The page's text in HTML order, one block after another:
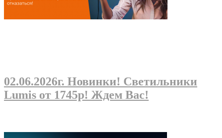
02.06.2026г. Новинки! Светильники
Lumis от 1745р! Ждем Вас!